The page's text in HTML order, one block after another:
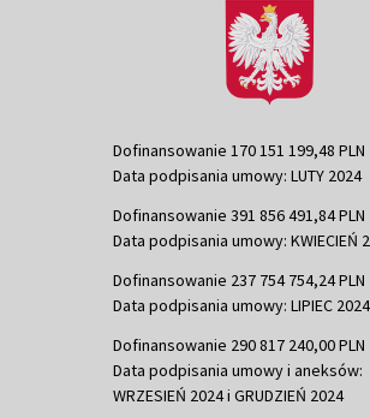
Dofinansowanie 170 151 199,48 PLN
Data podpisania umowy: LUTY 2024
Dofinansowanie 391 856 491,84 PLN
Data podpisania umowy: KWIECIEŃ
Dofinansowanie 237 754 754,24 PLN
Data podpisania umowy: LIPIEC 2024
Dofinansowanie 290 817 240,00 PLN
Data podpisania umowy i aneksów:
WRZESIEŃ 2024 i GRUDZIEŃ 2024